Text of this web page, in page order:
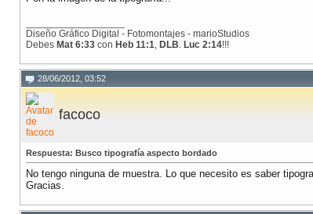
Diseño Gráfico Digital - Fotomontajes - marioStudios
Debes Mat 6:33 con Heb 11:1, DLB. Luc 2:14!!!
28/06/2012, 03:52
facoco
Respuesta: Busco tipografía aspecto bordado
No tengo ninguna de muestra. Lo que necesito es saber
Gracias.